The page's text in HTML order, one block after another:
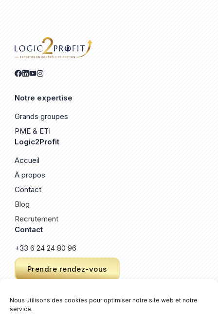
Nous utilisons des cookies pour optimiser notre site web et notre
service.
Notre expertise
Grands groupes
PME & ETI
Logic2Profit
Accueil
À propos
Contact
Blog
Recrutement
Contact
+33 6 24 24 80 96
Prendre rendez-vous
© 2026 Logic2Profit. Un site créé par